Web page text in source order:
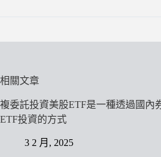
相關文章
複委託投資美股ETF是一種透過國內
ETF投資的方式
3 2 月, 2025